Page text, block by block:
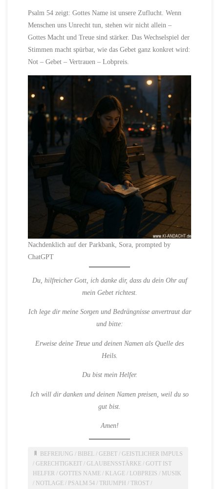
Psalm 54 zeigt: Gottes Name ist unsere Zuflucht. Wenn
Menschen uns Unrecht tun, stehen wir nicht allein –
Gottes Macht und Treue sind stärker. Das Wechselspiel der
Stimmen macht spürbar, wie das Gebet ganz konkret wird:
Not – Gebet – Vertrauen – Lobpreis.
Nachdenklich auf der Parkbank, Sora, prompted by
ChatGPT
Du, hilfreicher Gott, ich danke dir, dass du dein Ohr auf
mein Gebet richtest.
Ich lege dir meine Sorgen und Bedrängnisse anvertraut dar
und bitte:
Erweise deine Treue und deinen Namen als Quelle des
Heils.
Du bist mein Helfer.
Ich will dir danken und deinen Namen preisen, weil du so
gut bist.
Amen!
BEFREIUNG / BIBEL/ GEBET/ GEISTLICHER IMPULS
/GERECHTIGKEIT /GLAUBENSSTÄRKE /GOTT IST
HELFER /GOTTES NAME / KLAGE / LOBPREIS / MUSIK
/ NOTLAGE / PSALM 54 /TRIUMPH /TROST /